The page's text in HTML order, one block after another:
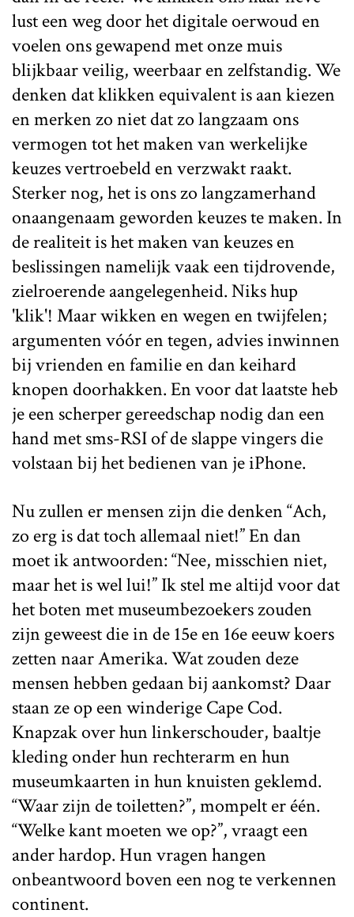
lust een weg door het digitale oerwoud en
voelen ons gewapend met onze muis
blijkbaar veilig, weerbaar en zelfstandig. We
denken dat klikken equivalent is aan kiezen
en merken zo niet dat zo langzaam ons
vermogen tot het maken van werkelijke
keuzes vertroebeld en verzwakt raakt.
Sterker nog, het is ons zo langzamerhand
onaangenaam geworden keuzes te maken. In
de realiteit is het maken van keuzes en
beslissingen namelijk vaak een tijdrovende,
zielroerende aangelegenheid. Niks hup
'klik'! Maar wikken en wegen en twijfelen;
argumenten vóór en tegen, advies inwinnen
bij vrienden en familie en dan keihard
knopen doorhakken. En voor dat laatste heb
je een scherper gereedschap nodig dan een
hand met sms-RSI of de slappe vingers die
volstaan bij het bedienen van je iPhone.
Nu zullen er mensen zijn die denken “Ach,
zo erg is dat toch allemaal niet!” En dan
moet ik antwoorden: “Nee, misschien niet,
maar het is wel lui!” Ik stel me altijd voor dat
het boten met museumbezoekers zouden
zijn geweest die in de 15e en 16e eeuw koers
zetten naar Amerika. Wat zouden deze
mensen hebben gedaan bij aankomst? Daar
staan ze op een winderige Cape Cod.
Knapzak over hun linkerschouder, baaltje
kleding onder hun rechterarm en hun
museumkaarten in hun knuisten geklemd.
“Waar zijn de toiletten?”, mompelt er één.
“Welke kant moeten we op?”, vraagt een
ander hardop. Hun vragen hangen
onbeantwoord boven een nog te verkennen
continent.